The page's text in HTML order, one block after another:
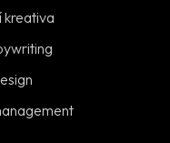
kreativa